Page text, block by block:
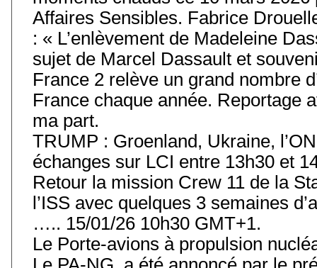
Affaires Sensibles. Fabrice
: « L’enlèvement de Madeleine
sujet de Marcel Dassault et
France 2 relève un grand nombre
France chaque année. Reportage
ma part.
TRUMP : Groenland, Ukraine,
échanges sur LCI entre 13h30 et
Retour la mission Crew 11 de la
l’ISS avec quelques 3 semaines
….. 15/01/26 10h30 GMT+1.
Le Porte-avions à propulsion